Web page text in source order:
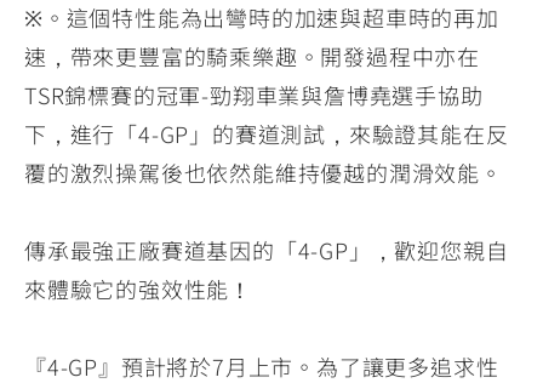
※。這個特性能為出彎時的加速與超車時的再加
速，帶來更豐富的騎乘樂趣。開發過程中亦在
TSR錦標賽的冠軍-勁翔車業與詹博堯選手協助
下，進行「4-GP」的賽道測試，來驗證其能在反
覆的激烈操駕後也依然能維持優越的潤滑效能。
傳承最強正廠賽道基因的「4-GP」，歡迎您親自
來體驗它的強效性能！
『4-GP』預計將於7月上市。為了讓更多追求性